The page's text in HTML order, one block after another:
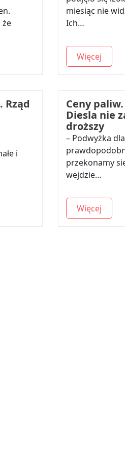
miesiąc nie
Ich…
Więcej
Rząd
i
Ceny
Diesla nie
droższy
– Podwyżka
przekonamy
wejdzie…
Więcej